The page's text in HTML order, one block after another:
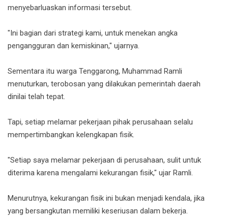
menyebarluaskan informasi tersebut.
"Ini bagian dari strategi kami, untuk menekan angka
pengangguran dan kemiskinan," ujarnya.
Sementara itu warga Tenggarong, Muhammad Ramli
menuturkan, terobosan yang dilakukan pemerintah daerah
dinilai telah tepat.
Tapi, setiap melamar pekerjaan pihak perusahaan selalu
mempertimbangkan kelengkapan fisik.
"Setiap saya melamar pekerjaan di perusahaan, sulit untuk
diterima karena mengalami kekurangan fisik," ujar Ramli.
Menurutnya, kekurangan fisik ini bukan menjadi kendala, jika
yang bersangkutan memiliki keseriusan dalam bekerja.